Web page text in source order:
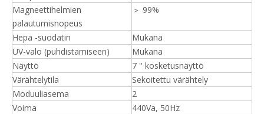
Magneettihelmien
palautumisnopeus
＞ 99%
Hepa -suodatin
Mukana
UV-valo (puhdistamiseen)
Mukana
Näyttö
7 '' kosketusnäyttö
Värähtelytila
Sekoitettu värähtely
Moduuliasema
2
Voima
440Va, 50Hz